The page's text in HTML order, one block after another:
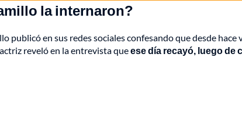
la internaron?
publicó en sus redes sociales confesando que desde hace
reveló en la entrevista queese día recayó, luego de